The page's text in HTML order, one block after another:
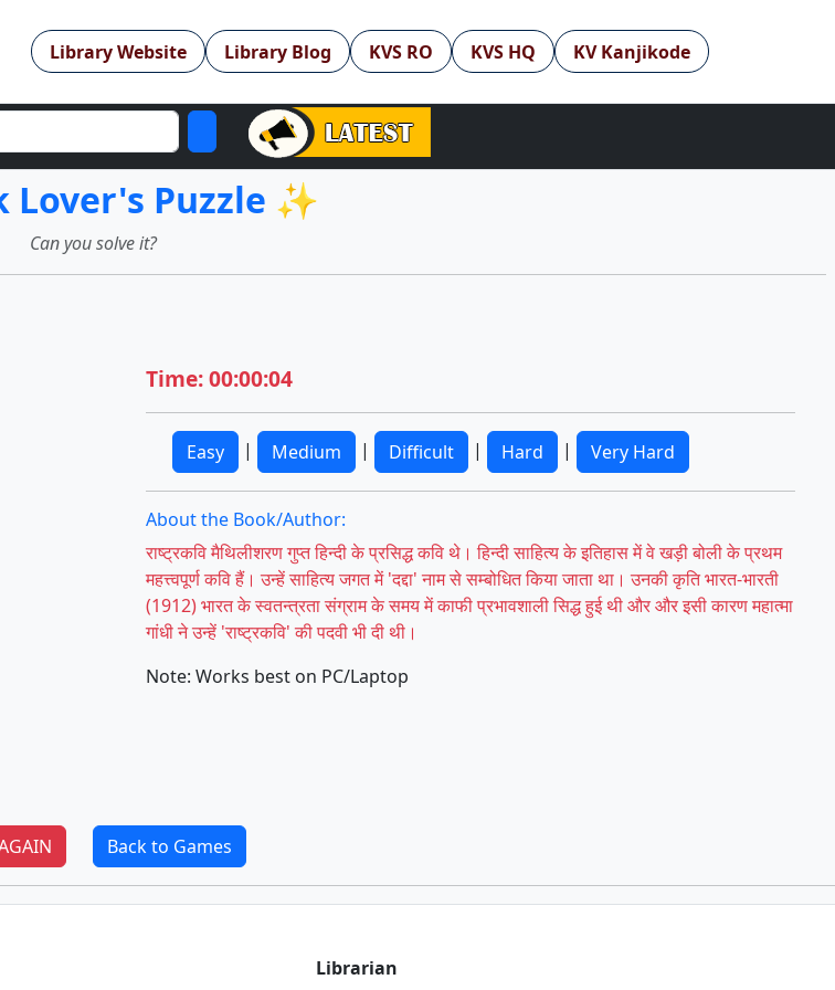
Library Website Library Blog KVS RO KVS HQ KV Kanjikode
Lover's Puzzle ✨
Can you solve it?
Time: 00:00:04
Easy | Medium | Difficult | Hard | Very Hard
About the Book/Author:
राष्ट्रकवि मैथिलीशरण गुप्त हिन्दी के प्रसिद्ध कवि थे। हिन्दी साहित्य के इतिहास में वे खड़ी बोली के प्रथम
महत्त्वपूर्ण कवि हैं। उन्हें साहित्य जगत में 'दद्दा' नाम से सम्बोधित किया जाता था। उनकी कृति भारत-भारती
(1912) भारत के स्वतन्त्रता संग्राम के समय में काफी प्रभावशाली सिद्ध हुई थी और और इसी कारण महात्मा
गांधी ने उन्हें 'राष्ट्रकवि' की पदवी भी दी थी।
Note: Works best on PC/Laptop
Back to Games
Librarian